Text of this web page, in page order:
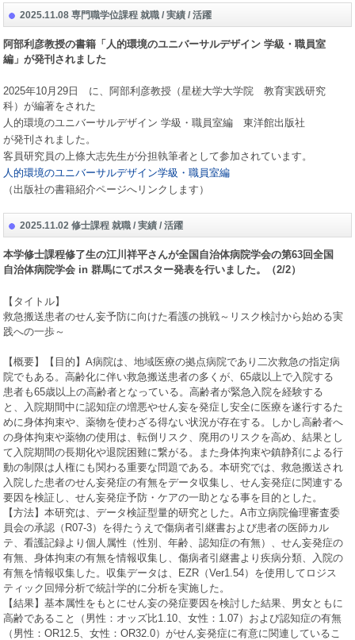
2025.11.08 専門職学位課程 就職 / 実績 / 活躍
阿部利彦教授の書籍「人的環境のユニバーサルデザイン 学級・職員室
編」が発刊されました
2025年10月 29 日 に、阿部利彦教授（星槎大学大学院 教育実践研究
科）が編著をされた
人的環境のユニバーサルデザイン 学級・職員室編 東洋館出版社
が発刊されました。
客員研究員の上條大志先生が分担執筆者として参加されています。
人的環境のユニバーサルデザイン学級・職員室編
（出版社の書籍紹介ページへリンクします）
2025.11.02 修士課程 就職 / 実績 / 活躍
本学修士課程修了生の江川祥平さんが全国自治体病院学会の第63回全国
自治体病院学会 in 群馬にてポスター発表を行いました。（2/2）
【タイトル】
救急搬送患者のせん妄予防に向けた看護の挑戦～リスク検討から始める実
践への一歩～
【概要】【目的】 A病院は、地域医療の拠点病院であり二次救急の指定病
院でもある。高齢化に伴い救急搬送患者の多くが、 65歳以上で入院する
患者も65歳以上の高齢者となっている。高齢者が緊急入院を経験する
と、入院期間中に認知症の増悪やせん妄を発症し安全に医療を遂行するた
めに身体拘束や、薬物を使わざる得ない状況が存在する。しかし高齢者へ
の身体拘束や薬物の使用は、転倒リスク、廃用のリスクを高め、結果とし
て入院期間の長期化や退院困難に繋がる。また身体拘束や鎮静剤による行
動の制限は人権にも関わる重要な問題である。本研究では、救急搬送され
入院した患者のせん妄発症の有無をデータ収集し、せん妄発症に関連する
要因を検証し、せん妄発症予防・ケアの一助となる事を目的とした。
【方法】本研究は、データ検証型量的研究とした。 A市立病院倫理審査委
員会の承認（ R07-3）を得たうえで傷病者引継書および患者の医師カル
テ、看護記録より個人属性（性別、年齢、認知症の有無）、せん妄発症の
有無、身体拘束の有無を情報収集し、傷病者引継書より疾病分類、入院の
有無を情報収集した。収集データは、
EZR （Ver1.54）を使用してロジス
ティック回帰分析で統計学的に分析を実施した。
【結果】基本属性をもとにせん妄の発症要因を検討した結果、男女ともに
高齢であること（男性：オッズ比1.10、女性： 1.07）および認知症の有無
（男性： OR12.5、女性： OR32.0）がせん妄発症に有意に関連しているこ